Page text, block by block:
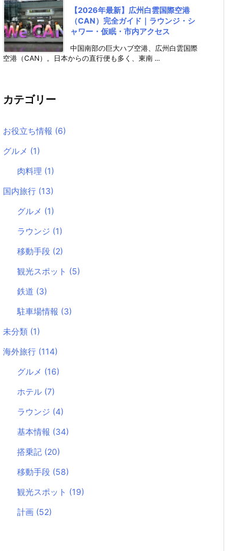
【2026年最新】広州白雲国際空港
（CAN）完全ガイド｜ラウンジ・シ
ャワー・仮眠・市内アクセス
中国南部の巨大ハブ空港、広州白雲国際
空港（CAN）。日本からの直行便も多く、東南 ...
カテゴリー
お役立ち情報 (6)
グルメ (1)
肉料理 (1)
国内旅行 (13)
グルメ (1)
ラウンジ (1)
移動手段 (2)
観光スポット (5)
鉄道 (3)
駐車場情報 (3)
未分類 (1)
海外旅行 (114)
グルメ (16)
ホテル (7)
ラウンジ (4)
基本情報 (34)
搭乗記 (20)
移動手段 (58)
観光スポット (19)
計画 (52)